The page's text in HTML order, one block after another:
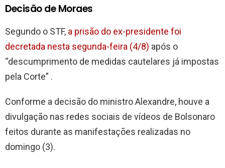
Decisão de Moraes
Segundo o STF, a prisão do ex-presidente foi
decretada nesta segunda-feira (4/8) após o
“descumprimento de medidas cautelares já impostas
pela Corte” .
Conforme a decisão do ministro Alexandre, houve a
divulgação nas redes sociais de vídeos de Bolsonaro
feitos durante as manifestações realizadas no
domingo (3).